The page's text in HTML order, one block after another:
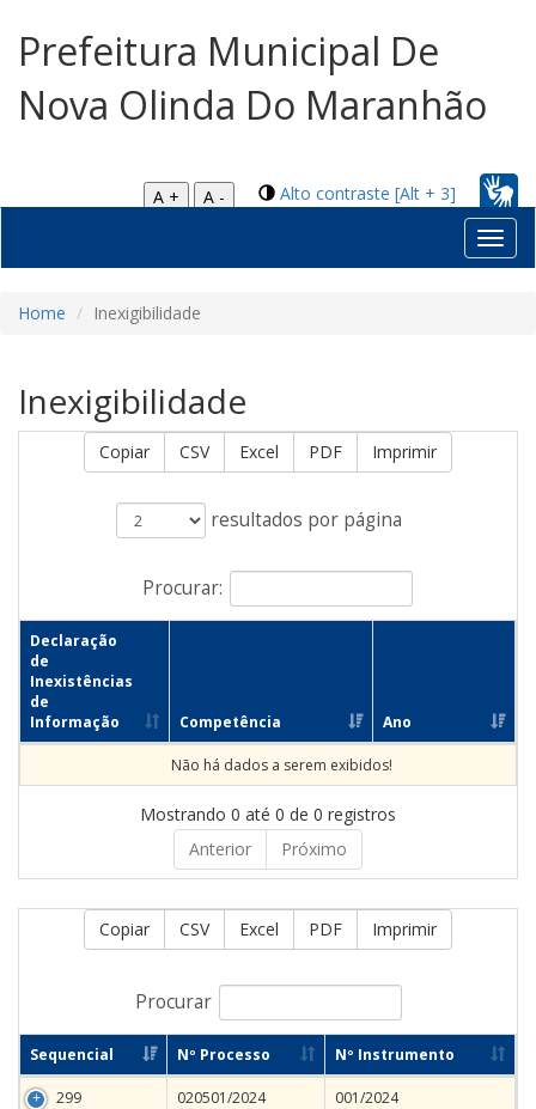
Prefeitura Municipal De
Nova Olinda Do Maranhão
Alto contraste [Alt + 3]
A +
A -
Home Inexigibilidade
Inexigibilidade
Copiar CSV Excel PDF Imprimir
resultados por página
Procurar:
Declaração
de
Inexistências
de
Informação
Competência Ano
Não há dados a serem exibidos!
Mostrando 0 até 0 de 0 registros
Anterior
Próximo
Copiar CSV Excel PDF Imprimir
Procurar
Sequencial Nº Processo Nº Instrumento
299 020501/2024
001/2024